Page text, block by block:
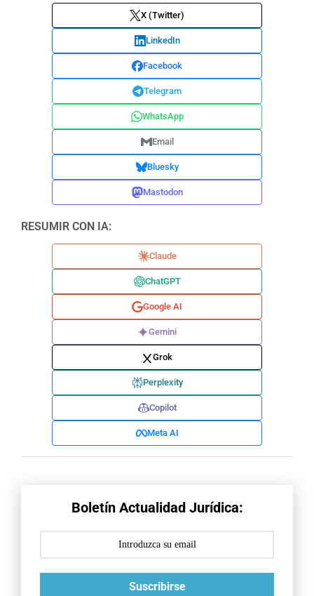
X (Twitter)
LinkedIn
Facebook
Telegram
WhatsApp
Email
Bluesky
Mastodon
RESUMIR CON IA:
Claude
ChatGPT
Google AI
Gemini
Grok
Perplexity
Copilot
Meta AI
Boletín Actualidad Jurídica:
Suscribirse